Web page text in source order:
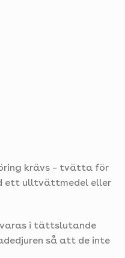
krävs – tvätta för
ett ulltvättmedel eller
i tättslutande
så att de inte